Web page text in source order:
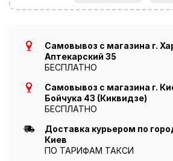
Самовывоз с магазина г.
Аптекарский 35
БЕСПЛАТНО
Самовывоз с магазина г.
Бойчука 43 (Киквидзе)
БЕСПЛАТНО
Доставка курьером по
Киев
ПО ТАРИФАМ ТАКСИ